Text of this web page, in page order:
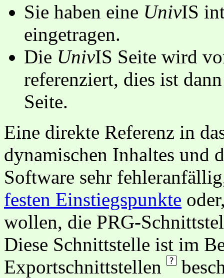
Sie haben eine UnivIS
eingetragen.
Die UnivIS Seite wird
referenziert, dies ist
Seite.
Eine direkte Referenz in
dynamischen Inhaltes und
Software sehr
festen Einstiegspunkte
wollen, die PRG-
Diese Schnittstelle ist im
Exportschnittstellen